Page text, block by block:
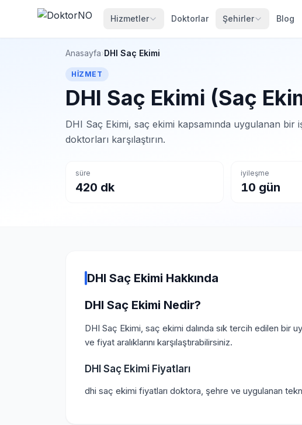
Hizmetler Doktorlar Şehirler Blog
Anasayfa›DHI Saç Ekimi
HIZMET
DHI Saç Ekimi (Saç
DHI Saç Ekimi, saç ekimi kapsamında uygulanan
doktorları karşılaştırın.
süre
420 dk
iyileşme
10 gün
DHI Saç Ekimi Hakkında
DHI Saç Ekimi Nedir?
DHI Saç Ekimi, saç ekimi dalında sık tercih edilen bir
ve fiyat aralıklarını karşılaştırabilirsiniz.
DHI Saç Ekimi Fiyatları
dhi saç ekimi fiyatları doktora, şehre ve uygulanan